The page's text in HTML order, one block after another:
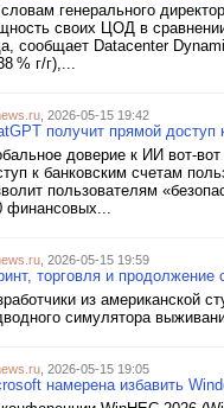
генерального
своих ЦОД в
сообщает Datacenter
% г/г),...
, 2026-05-15 19:42
получит прямой
доверие к ИИ вот-
к банковским счетам
пользователям
финансовых...
, 2026-05-15 19:59
торговля и
из американской
симулятора
, 2026-05-15 19:05
намерена избавить